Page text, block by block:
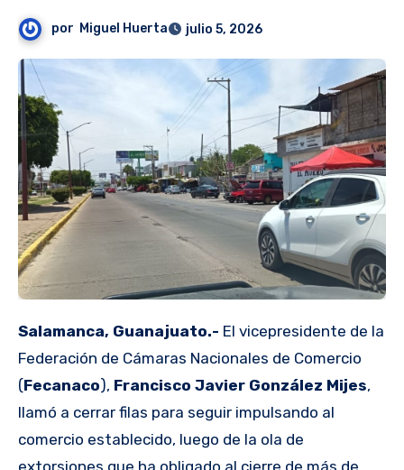
por Miguel Huerta julio 5, 2026
Salamanca, Guanajuato.- El vicepresidente de la
Federación de Cámaras Nacionales de Comercio
(Fecanaco), Francisco Javier González Mijes,
llamó a cerrar filas para seguir impulsando al
comercio establecido, luego de la ola de